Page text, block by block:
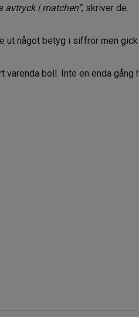
avtryck i matchen”, skriver de.
ut något betyg i siffror men gick
varenda boll. Inte en enda gång